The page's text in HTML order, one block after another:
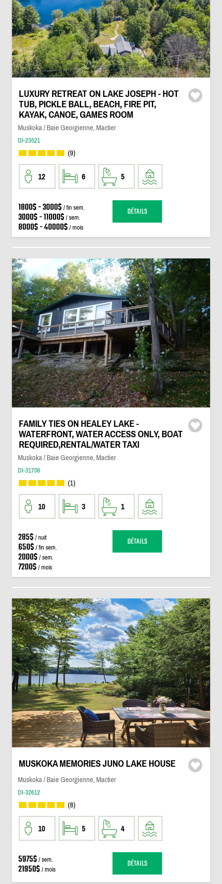
LUXURY RETREAT ON LAKE JOSEPH - HOT
TUB, PICKLE BALL, BEACH, FIRE PIT,
KAYAK, CANOE, GAMES ROOM
Muskoka / Baie Georgienne, Mactier
DI-23521
(9)
12 6 5
1800$ - 3000$ / fin sem.
3000$ - 11000$ / sem.
8000$ - 40000$ / mois
DÉTAILS
FAMILY TIES ON HEALEY LAKE -
WATERFRONT, WATER ACCESS ONLY, BOAT
REQUIRED,RENTAL/WATER TAXI
Muskoka / Baie Georgienne, Mactier
DI-31706
(1)
10 3 1
285$ / nuit
650$ / fin sem.
2000$ / sem.
7200$ / mois
DÉTAILS
MUSKOKA MEMORIES JUNO LAKE HOUSE
Muskoka / Baie Georgienne, Mactier
DI-32612
(8)
10 5 4
5975$ / sem.
21950$ / mois DÉTAILS